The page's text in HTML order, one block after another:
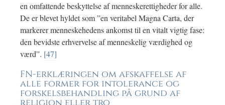
en omfattende beskyttelse af menneskerettigheder for alle.
De er blevet hyldet som ”en veritabel Magna Carta, der
markerer menneskehedens ankomst til en vitalt vigtig fase:
den bevidste erhvervelse af menneskelig værdighed og
værd”. [47]
FN-erklæringen om afskaffelse af
alle former for intolerance og
forskelsbehandling på grund af